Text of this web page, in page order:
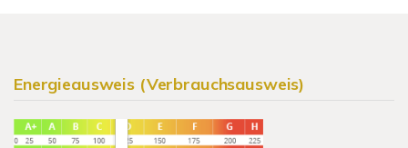
Energieausweis (Verbrauchsausweis)